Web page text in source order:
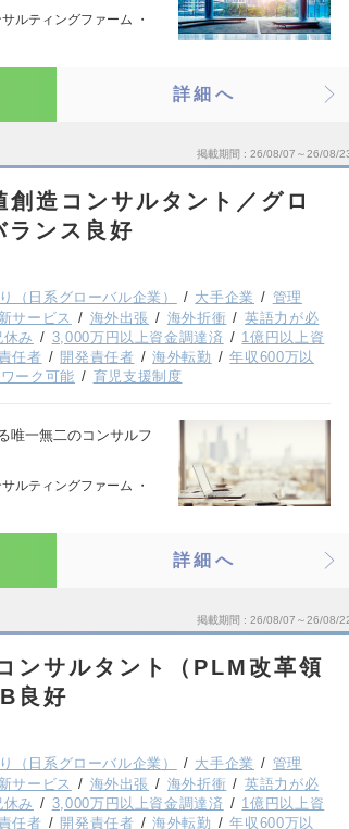
ルティングファーム ・
詳細へ
掲載期間 26/08/07～26/08/
創造コンサルタント／グロ
ランス良好
（日系グローバル企業） 大手企業
管理
サービス 海外出張 海外折衝
英語力が必
休み 3,000万円以上資金調達済
1億円以上資
任者 開発責任者 海外転勤
年収600万以
ーク可能 育児支援制度
唯一無二のコンサルフ
ルティングファーム ・
詳細へ
掲載期間 26/08/07～26/08/
ンサルタント（PLM改革領
良好
（日系グローバル企業） 大手企業
管理
サービス 海外出張 海外折衝
英語力が必
休み 3,000万円以上資金調達済
1億円以上資
任者 開発責任者 海外転勤 年収600万以